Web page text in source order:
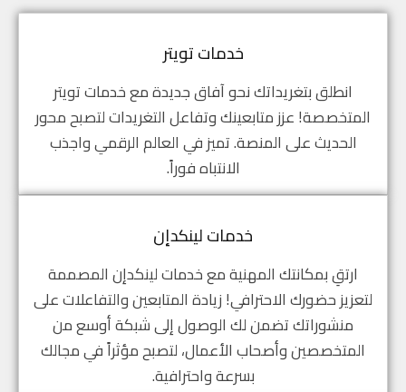
خدمات تويتر
انطلق بتغريداتك نحو آفاق جديدة مع خدمات تويتر
المتخصصة! عزز متابعينك وتفاعل التغريدات لتصبح محور
الحديث على المنصة. تميز في العالم الرقمي واجذب
الانتباه فوراً.
خدمات لينكدإن
ارتقِ بمكانتك المهنية مع خدمات لينكدإن المصممة
لتعزيز حضورك الاحترافي! زيادة المتابعين والتفاعلات على
منشوراتك تضمن لك الوصول إلى شبكة أوسع من
المتخصصين وأصحاب الأعمال، لتصبح مؤثراً في مجالك
بسرعة واحترافية.